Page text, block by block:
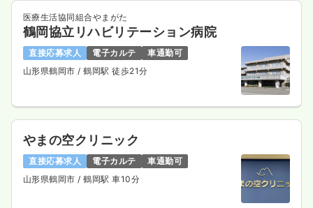
医療生活協同組合やまがた
鶴岡協立リハビリテーション病院
直接応募求人 電子カルテ
車通勤可
山形県鶴岡市/ 鶴岡駅 徒歩21分
やまの空クリニック
直接応募求人 電子カルテ
車通勤可
山形県鶴岡市/ 鶴岡駅 車10分